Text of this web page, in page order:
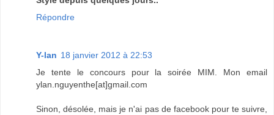
Répondre
Y-lan 18 janvier 2012 à 22:53
Je tente le concours pour la soirée MIM. Mon email
ylan.nguyenthe[at]gmail.com
Sinon, désolée, mais je n'ai pas de facebook pour te suivre,